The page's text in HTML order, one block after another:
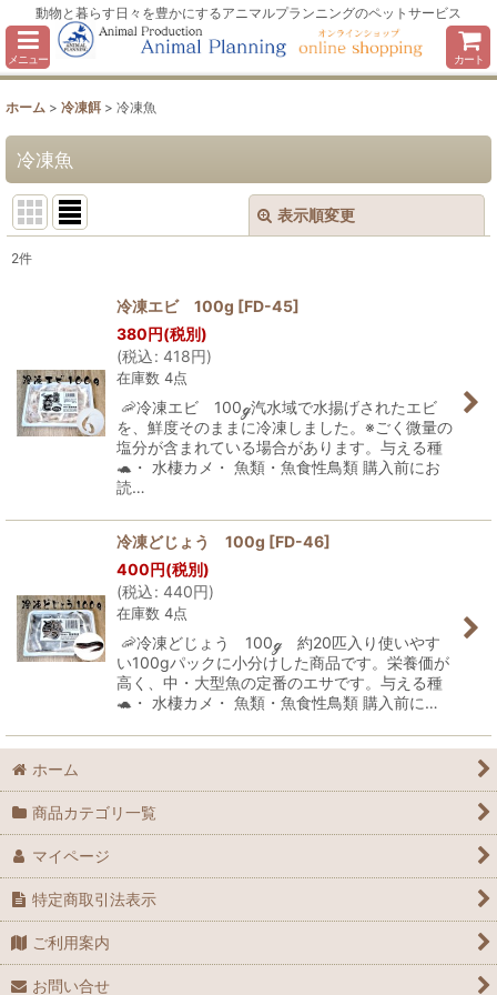
動物と暮らす日々を豊かにするアニマルプランニングのペットサービス
メニュー カート
ホーム > 冷凍餌 > 冷凍魚
冷凍魚
表示順変更
絞り込む
2件
冷凍エビ 100g [FD-45]
380円(税別)
(税込: 418円)
在庫数 4点
🦐冷凍エビ 100ℊ汽水域で水揚げされたエビ
を、鮮度そのままに冷凍しました。※ごく微量の
塩分が含まれている場合があります。与える種
🐢・ 水棲カメ・ 魚類・魚食性鳥類 購入前にお
読…
冷凍どじょう 100g [FD-46]
400円(税別)
(税込: 440円)
在庫数 4点
🦐冷凍どじょう 100ℊ 約20匹入り使いやす
い100gパックに小分けした商品です。栄養価が
高く、中・大型魚の定番のエサです。与える種
🐢・ 水棲カメ・ 魚類・魚食性鳥類 購入前に…
ホーム
商品カテゴリ一覧
マイページ
特定商取引法表示
ご利用案内
お問い合せ